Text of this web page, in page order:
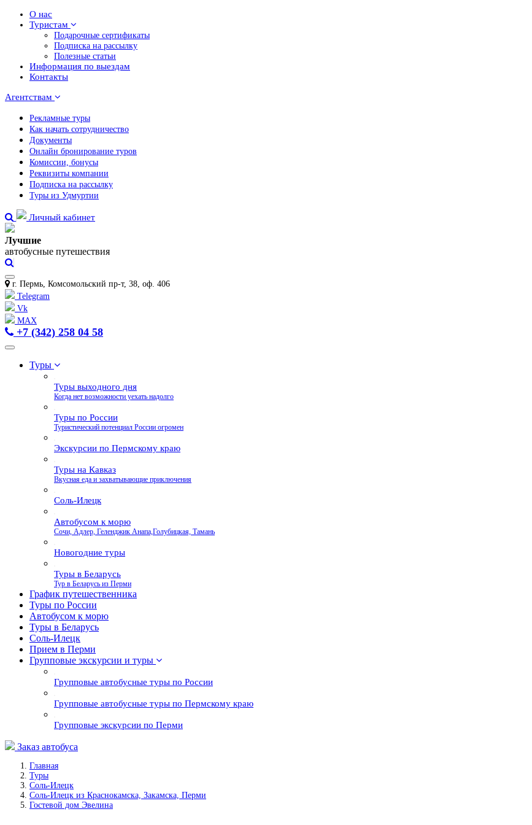
О нас
Туристам
Подарочные сертификаты
Подписка на рассылку
Полезные статьи
Информация по выездам
Контакты
Агентствам
Рекламные туры
Как начать сотрудничество
Документы
Онлайн бронирование туров
Комиссии, бонусы
Реквизиты компании
Подписка на рассылку
Туры из Удмуртии
Личный кабинет
Лучшие
автобусные путешествия
г. Пермь, Комсомольский пр-т, 38, оф. 406
Telegram
Vk
MAX
+7 (342) 258 04 58
Туры
Туры выходного дня
Когда нет возможности уехать надолго
Туры по России
Туристический потенциал России огромен
Экскурсии по Пермскому краю
Туры на Кавказ
Вкусная еда и захватывающие приключения
Соль-Илецк
Автобусом к морю
Сочи, Адлер, Геленджик Анапа,Голубицкая, Тамань
Новогодние туры
Туры в Беларусь
Тур в Беларусь из Перми
График путешественника
Туры по России
Автобусом к морю
Туры в Беларусь
Соль-Илецк
Прием в Перми
Групповые экскурсии и туры
Групповые автобусные туры по России
Групповые автобусные туры по Пермскому краю
Групповые экскурсии по Перми
Заказ автобуса
Главная
Туры
Соль-Илецк
Соль-Илецк из Краснокамска, Закамска, Перми
Гостевой дом Эвелина